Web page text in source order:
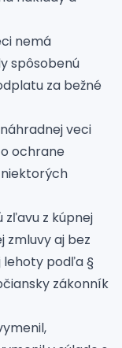
nemá
spôsobenú
za bežné
veci
o ochrane
zľavu z kúpnej
zmluvy aj bez
podľa §
zákonník